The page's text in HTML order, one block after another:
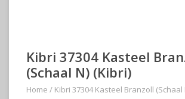
Kibri 37304 Kasteel
(Schaal N) (Kibri)
Home / Kibri 37304 Kasteel Branzoll (Schaal